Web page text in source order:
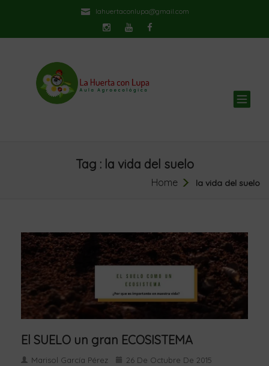
lahuertaconlupa@gmail.com
Tag : la vida del suelo
Home la vida del suelo
El SUELO un gran ECOSISTEMA
Marisol García Pérez 26 De Octubre De 2015